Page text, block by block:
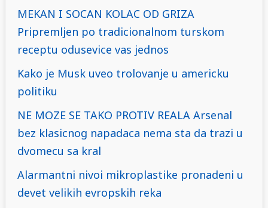
MEKAN I SOCAN KOLAC OD GRIZA
Pripremljen po tradicionalnom turskom
receptu odusevice vas jednos
Kako je Musk uveo trolovanje u americku
politiku
NE MOZE SE TAKO PROTIV REALA Arsenal
bez klasicnog napadaca nema sta da trazi u
dvomecu sa kral
Alarmantni nivoi mikroplastike pronadeni u
devet velikih evropskih reka